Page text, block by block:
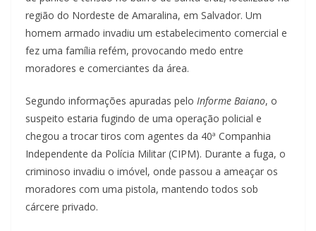
região do Nordeste de Amaralina, em Salvador. Um
homem armado invadiu um estabelecimento comercial e
fez uma família refém, provocando medo entre
moradores e comerciantes da área.
Segundo informações apuradas pelo Informe Baiano, o
suspeito estaria fugindo de uma operação policial e
chegou a trocar tiros com agentes da 40ª Companhia
Independente da Polícia Militar (CIPM). Durante a fuga, o
criminoso invadiu o imóvel, onde passou a ameaçar os
moradores com uma pistola, mantendo todos sob
cárcere privado.